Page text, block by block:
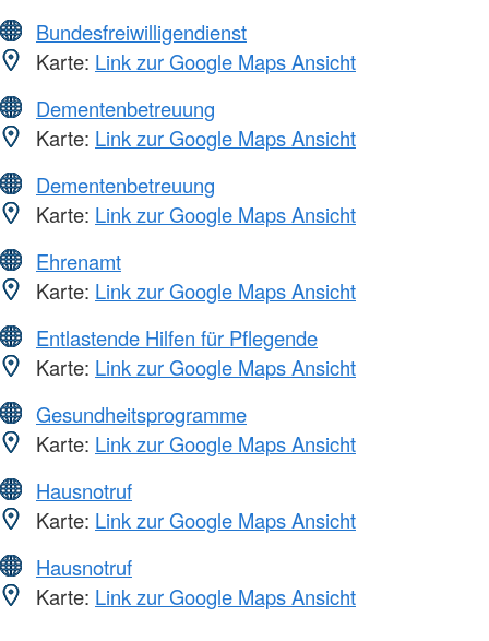
Bundesfreiwilligendienst
Karte: Link zur Google Maps Ansicht
Dementenbetreuung
Karte: Link zur Google Maps Ansicht
Dementenbetreuung
Karte: Link zur Google Maps Ansicht
Ehrenamt
Karte: Link zur Google Maps Ansicht
Entlastende Hilfen für Pflegende
Karte: Link zur Google Maps Ansicht
Gesundheitsprogramme
Karte: Link zur Google Maps Ansicht
Hausnotruf
Karte: Link zur Google Maps Ansicht
Hausnotruf
Karte: Link zur Google Maps Ansicht